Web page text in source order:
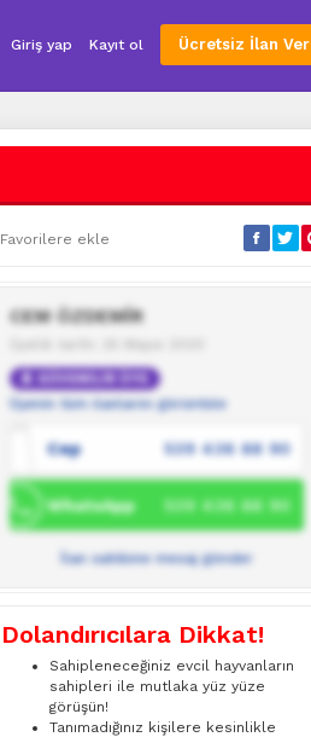
Giriş yap Kayıt ol Ücretsiz İlan Ver
Favorilere ekle
CEM ÖZDEMİR
GÜVENİLİR ÜYE
Üyenin tüm ilanlarını görüntüle
Cep 539 436 88 90
WhatsApp 539 436 88 90
İlan sahibine mesaj gönder
Dolandırıcılara Dikkat!
Sahipleneceğiniz evcil hayvanların
sahipleri ile mutlaka yüz yüze
görüşün!
Tanımadığınız kişilere kesinlikle